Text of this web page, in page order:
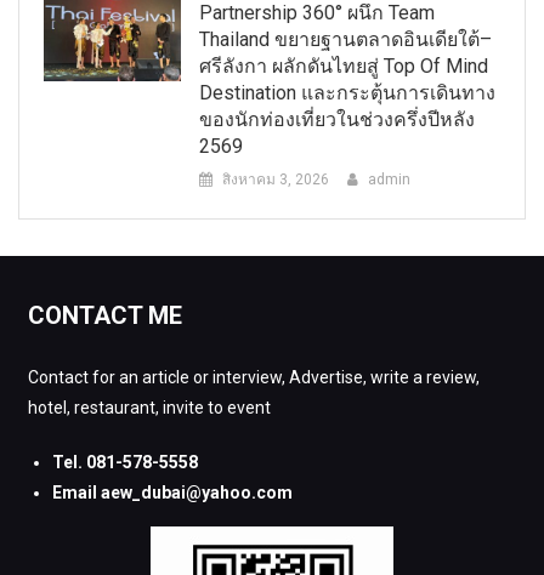
Partnership 360° ผนึก Team
Thailand ขยายฐานตลาดอินเดียใต้–
ศรีลังกา ผลักดันไทยสู่ Top Of Mind
Destination และกระตุ้นการเดินทาง
ของนักท่องเที่ยวในช่วงครึ่งปีหลัง
2569
สิงหาคม 3, 2026 admin
CONTACT ME
Contact for an article or interview, Advertise, write a review,
hotel, restaurant, invite to event
Tel. 081-578-5558
Email aew_dubai@yahoo.com